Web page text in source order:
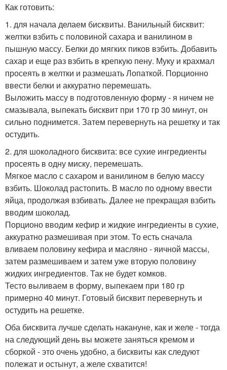
Как готовить:
1. для начала делаем бисквиты. Ванильный бисквит:
желтки взбить с половиной сахара и ванилином в
пышную массу. Белки до мягких пиков взбить. Добавить
сахар и еще раз взбить в крепкую пену. Муку и крахмал
просеять в желтки и размешать Лопаткой. Порционно
ввести белки и аккуратно перемешать.
Выложить массу в подготовленную форму - я ничем не
смазывала, выпекать бисквит при 170 гр 30 минут, он
сильно поднимется. Затем перевернуть на решетку и так
остудить.
2. для шоколадного бисквита: все сухие ингредиенты
просеять в одну миску, перемешать.
Мягкое масло с сахаром и ванилином в белую массу
взбить. Шоколад растопить. В масло по одному ввести
яйца, продолжая взбивать. Далее не прекращая взбить
вводим шоколад.
Порционо вводим кефир и жидкие ингредиенты в сухие,
аккуратно размешивая при этом. То есть сначала
вливаем половину кефира и масляно - яичной массы,
затем размешиваем и затем уже вторую половину
жидких ингредиентов. Так не будет комков.
Тесто выливаем в форму, выпекаем при 180 гр
примерно 40 минут. Готовый бисквит перевернуть и
остудить на решетке.
Оба бисквита лучше сделать накануне, как и желе - тогда
на следующий день вы можете заняться кремом и
сборкой - это очень удобно, а бисквиты как следуют
полежат и остынут, а желе схватится!